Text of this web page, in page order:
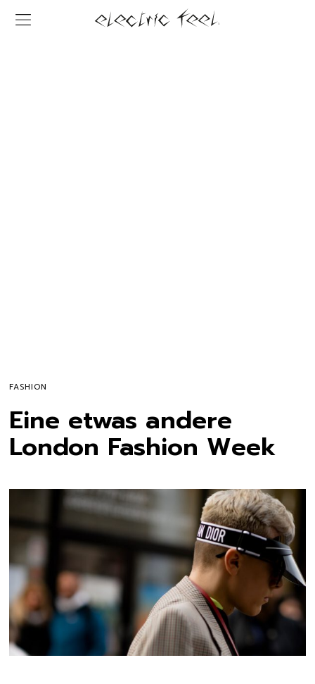
FASHION
Eine etwas andere
London Fashion Week